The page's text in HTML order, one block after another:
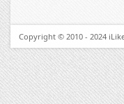
Copyright © 2010 - 2024